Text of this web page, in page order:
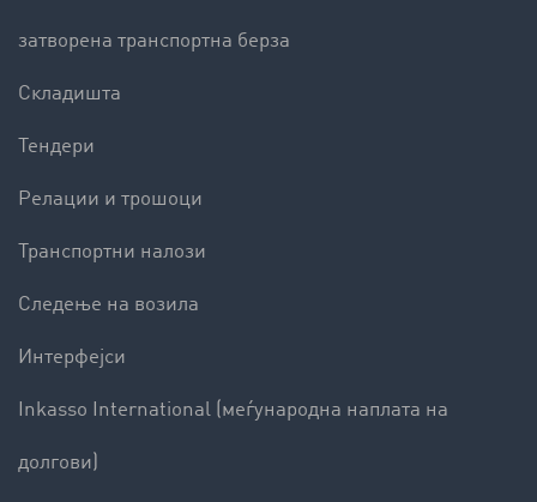
затворена транспортна берза
Складишта
Тендери
Релации и трошоци
Транспортни налози
Следење на возила
Интерфејси
Inkasso International (меѓународна наплата на
долгови)